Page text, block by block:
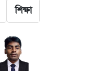
শিক্ষা